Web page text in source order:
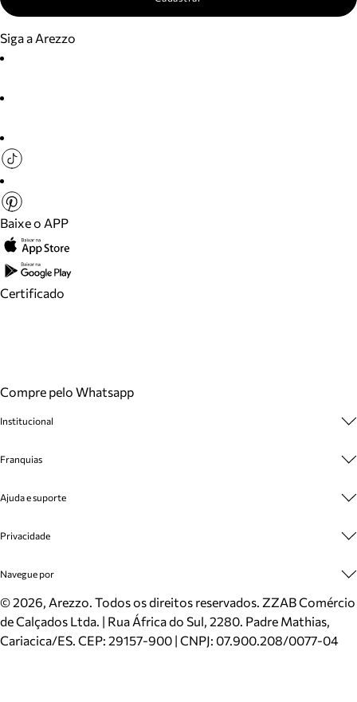
Siga a Arezzo
Baixe o APP
Certificado
Compre pelo Whatsapp
Institucional
Cashback
Venda Corporativa
Mapa do Site
Inverno
Mundo Arezzo
Franquias
Plano de Negócio
Ajuda e suporte
Cadastro
Meus Pedidos
Trocas e Devoluções
Cartão Presente
Localizador de lojas
Privacidade
Politica e Privacidade
Navegue por
Sapatos
Bolsas
Scarpins
©2026, Arezzo. Todos os direitos reservados. ZZAB Comércio
de Calçados Ltda. | Rua África do Sul, 2280. Padre Mathias,
Cariacica/ES. CEP: 29157-900 | CNPJ: 07.900.208/0077-04